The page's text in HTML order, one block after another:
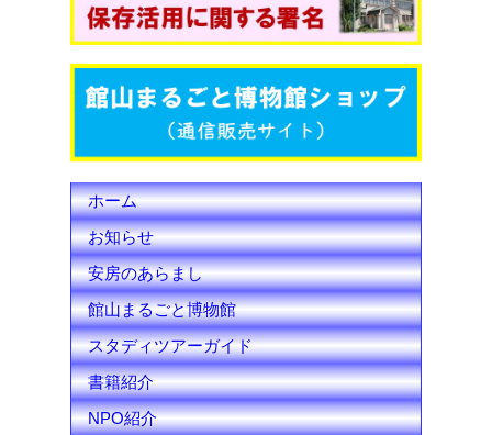
o
o
e
r
b
e
h
a
n
n
e
l
ホーム
お知らせ
安房のあらまし
館山まるごと博物館
スタディツアーガイド
書籍紹介
NPO紹介